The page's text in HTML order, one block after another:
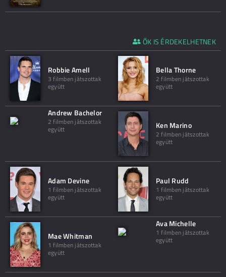
ŐK IS ÉRDEKELHETNEK
Robbie Amell
3 filmben játszottak
együtt
Bella Thorne
2 filmben játszottak
együtt
Andrew Bachelor
2 filmben játszottak
együtt Ken Marino
2 filmben játszottak
együtt
Adam Devine
1 filmben játszottak
együtt
Paul Rudd
1 filmben játszottak
együtt
Mae Whitman
1 filmben játszottak
együtt
Ava Michelle
1 filmben játszottak
együtt